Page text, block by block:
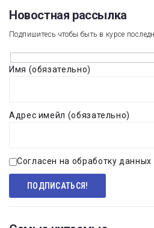
Новостная рассылка​
Подпишитесь чтобы быть в курсе
Имя (обязательно)
Адрес имейл (обязательно)
Согласен на обработку данных